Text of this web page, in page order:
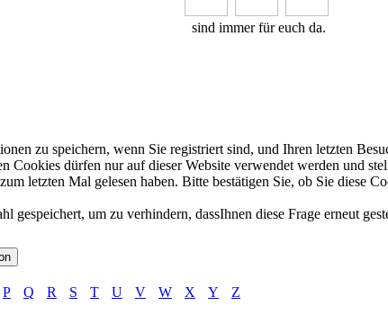
sind immer für euch da.
zu speichern, wenn Sie registriert sind, und Ihren letzten
Cookies dürfen nur auf dieser Website verwendet werden und
letzten Mal gelesen haben. Bitte bestätigen Sie, ob Sie diese
um zu verhindern, dassIhnen diese Frage erneut
P Q R S T U V W X Y
Z